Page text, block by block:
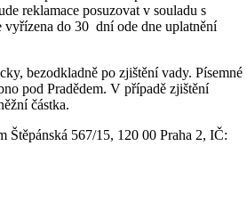
reklamace posuzovat v souladu s
do 30 dní ode dne uplatnění
bezodkladně po zjištění vady. Písemné
pod Pradědem. V případě zjištění
částka.
Štěpánská 567/15, 120 00 Praha 2, IČ: